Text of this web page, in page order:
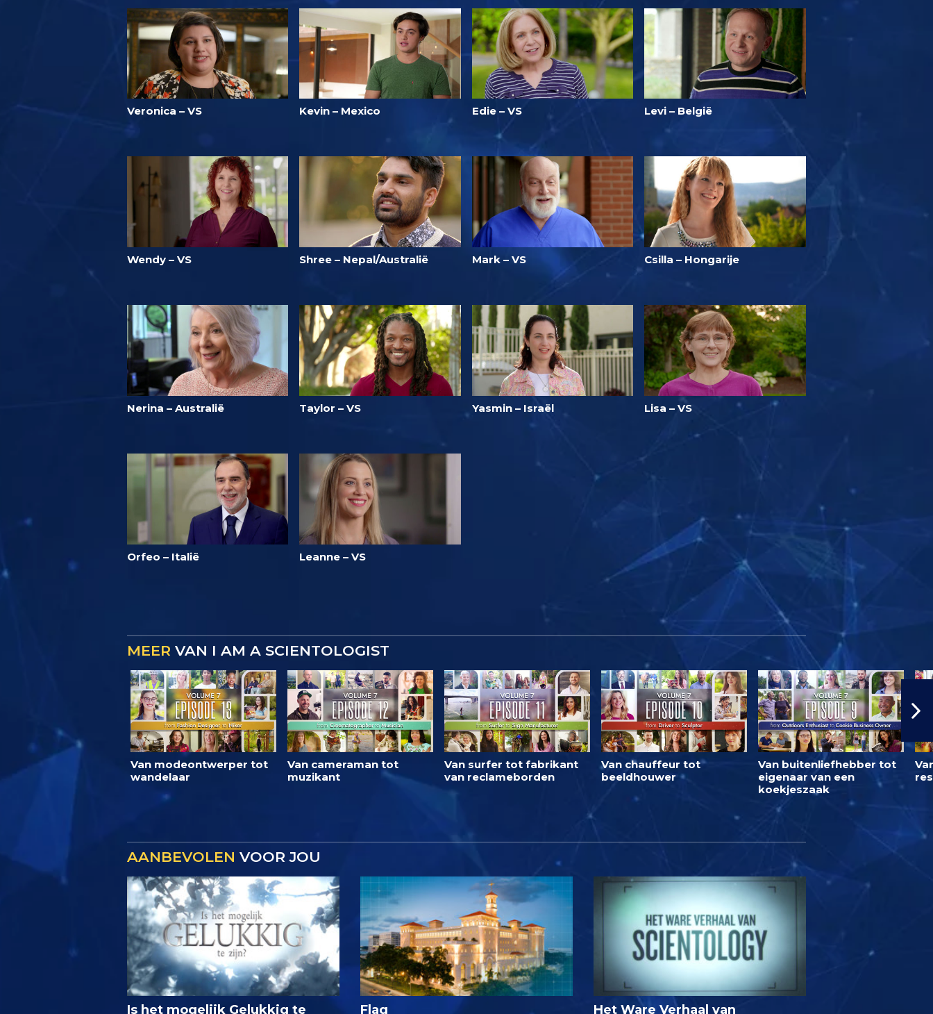
Veronica – VS Kevin – Mexico Edie – VS Levi – België
Wendy – VS Shree – Nepal/Australië Mark – VS Csilla – Hongarije
Nerina – Australië Taylor – VS Yasmin – Israël Lisa – VS
Orfeo – Italië Leanne – VS
MEER VAN I AM A SCIENTOLOGIST
Van modeontwerper tot
wandelaar
Van cameraman tot
muzikant
Van surfer tot fabrikant
van reclameborden
Van chauffeur tot
beeldhouwer
Van buitenliefhebber tot
eigenaar van een
koekjeszaak
AANBEVOLEN VOOR JOU
Is het mogelijk Gelukkig te Flag Het Ware Verhaal van